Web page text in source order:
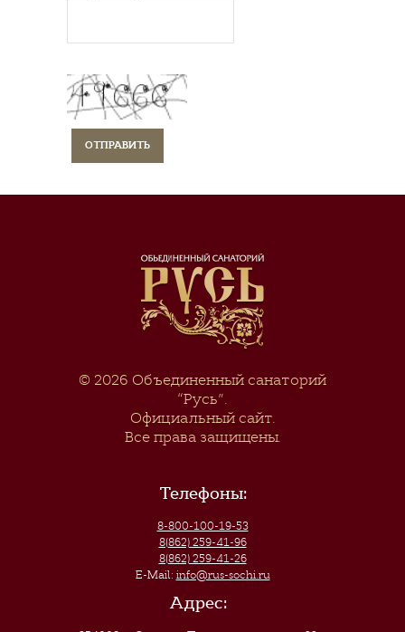
© 2026 Объединенный санаторий
“Русь”.
Официальный сайт.
Все права защищены.
Телефоны:
8-800-100-19-53
8(862) 259-41-96
8(862) 259-41-26
E-Mail: info@rus-sochi.ru
Адрес: